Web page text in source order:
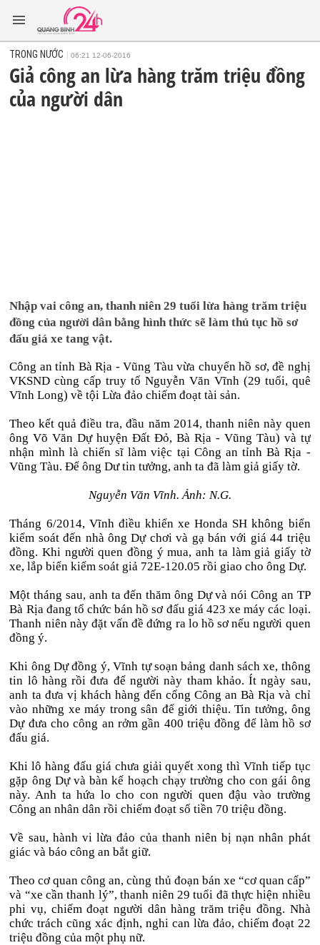
TRONG NƯỚC 06:21 12-06-2016
Giả công an lừa hàng trăm triệu đồng
của người dân
Nhập vai công an, thanh niên 29 tuổi lừa hàng trăm triệu
đồng của người dân bằng hình thức sẽ làm thủ tục hồ sơ
đấu giá xe tang vật.
Công an tỉnh Bà Rịa - Vũng Tàu vừa chuyển hồ sơ, đề nghị
VKSND cùng cấp truy tố Nguyễn Văn Vĩnh (29 tuổi, quê
Vĩnh Long) về tội Lừa đảo chiếm đoạt tài sản.
Theo kết quả điều tra, đầu năm 2014, thanh niên này quen
ông Võ Văn Dự huyện Đất Đỏ, Bà Rịa - Vũng Tàu) và tự
nhận mình là chiến sĩ làm việc tại Công an tỉnh Bà Rịa -
Vũng Tàu. Để ông Dư tin tưởng, anh ta đã làm giả giấy tờ.
Nguyễn Văn Vĩnh. Ảnh: N.G.
Tháng 6/2014, Vĩnh điều khiển xe Honda SH không biển
kiểm soát đến nhà ông Dự chơi và gạ bán với giá 44 triệu
đồng. Khi người quen đồng ý mua, anh ta làm giả giấy tờ
xe, lắp biển kiểm soát giả 72E-120.05 rồi giao cho ông Dự.
Một tháng sau, anh ta đến thăm ông Dự và nói Công an TP
Bà Rịa đang tổ chức bán hồ sơ đấu giá 423 xe máy các loại.
Thanh niên này đặt vấn đề đứng ra lo hồ sơ nếu người quen
đồng ý.
Khi ông Dự đồng ý, Vĩnh tự soạn bảng danh sách xe, thông
tin lô hàng rồi đưa để người này tham khảo. Ít ngày sau,
anh ta đưa vị khách hàng đến cổng Công an Bà Rịa và chỉ
vào những xe máy trong sân để giới thiệu. Tin tưởng, ông
Dự đưa cho công an rởm gần 400 triệu đồng để làm hồ sơ
đấu giá.
Khi lô hàng đấu giá chưa giải quyết xong thì Vĩnh tiếp tục
gặp ông Dự và bàn kế hoạch chạy trường cho con gái ông
này. Anh ta hứa lo cho con người quen đậu vào trường
Công an nhân dân rồi chiếm đoạt số tiền 70 triệu đồng.
Về sau, hành vi lừa đảo của thanh niên bị nạn nhân phát
giác và báo công an bắt giữ.
Theo cơ quan công an, cùng thủ đoạn bán xe “cơ quan cấp”
và “xe cần thanh lý”, thanh niên 29 tuổi đã thực hiện nhiều
phi vụ, chiếm đoạt người dân hàng trăm triệu đồng. Nhà
chức trách cũng xác định, nghi can lừa đảo, chiếm đoạt 22
triệu đồng của một phụ nữ.